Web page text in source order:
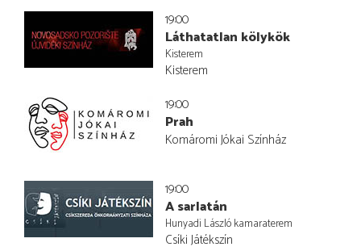
19:00
Láthatatlan kölykök
Kisterem
Kisterem
19:00
Prah
Komáromi Jókai Színház
19:00
A sarlatán
Hunyadi László kamaraterem
Csíki Játékszín